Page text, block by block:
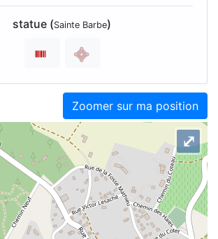
statue (Sainte Barbe)
Zoomer sur ma position
⤢